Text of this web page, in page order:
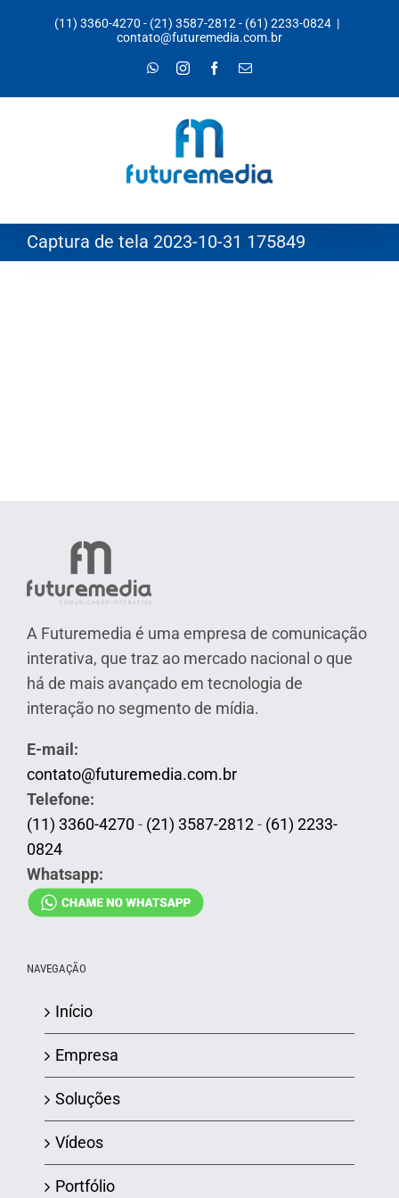
(11) 3360-4270 - (21) 3587-2812- (61) 2233-0824 |
contato@futuremedia.com.br
WhatsAppInstagramFacebook
E-
Captura de tela 2023-10-31 175849
A Futuremedia é uma empresa de comunicação
interativa, que traz ao mercado nacional o que
há de mais avançado em tecnologia de
interação no segmento de mídia.
E-mail:
contato@futuremedia.com.br
Telefone:
(11) 3360-4270 - (21) 3587-2812- (61) 2233-
0824
Whatsapp:
NAVEGAÇÃO
Início
Empresa
Soluções
Vídeos
Portfólio